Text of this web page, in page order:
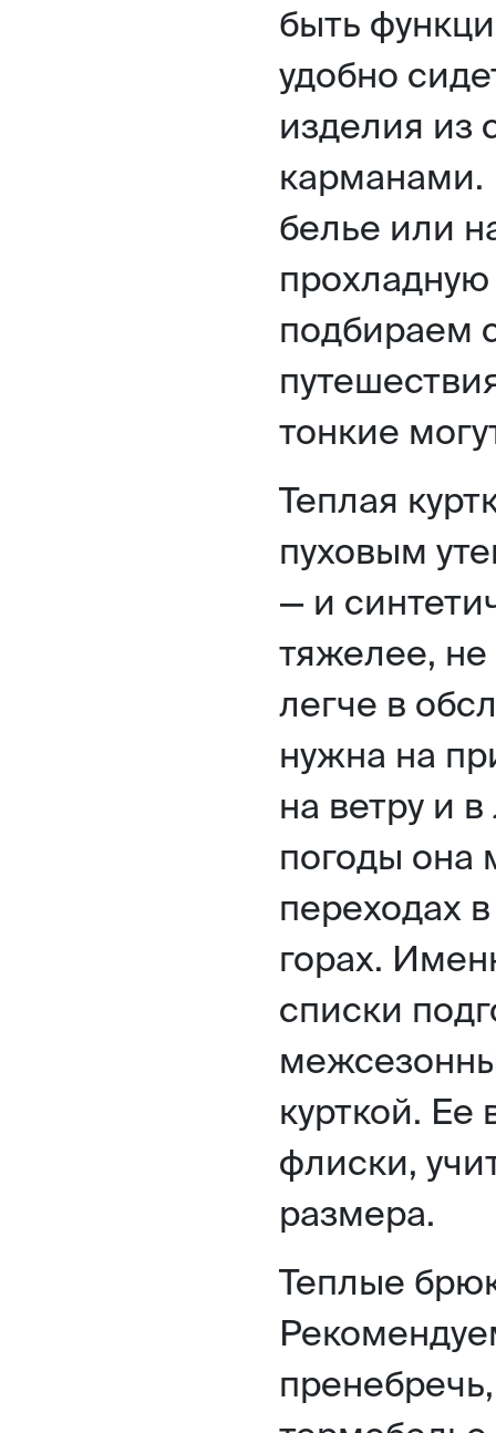
быть
удобно
изделия из
белье или
прохладную
подбираем
тонкие
Теплая
пуховым
— и
тяжелее, не
легче в
нужна на
на ветру и
погоды она
переходах
горах.
списки
курткой. Ее
флиски,
размера.
Теплые